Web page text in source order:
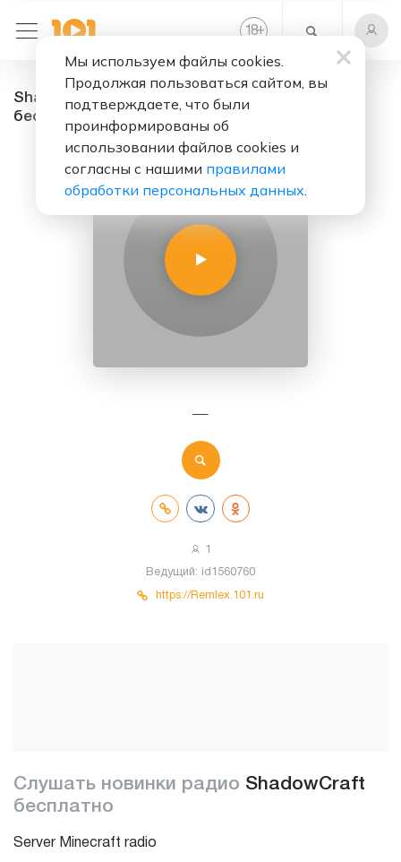
18+
ShadowCraft - радио онлайн. Слушать
бесплатно
—
1
Ведущий: id1560760
https://Remlex.101.ru
Слушать новинки радио ShadowCraft
бесплатно
Server Minecraft radio
Мы используем файлы cookies.
Продолжая пользоваться сайтом, вы
подтверждаете, что были
проинформированы об
использовании файлов cookies и
согласны с нашими правилами
обработки персональных данных.